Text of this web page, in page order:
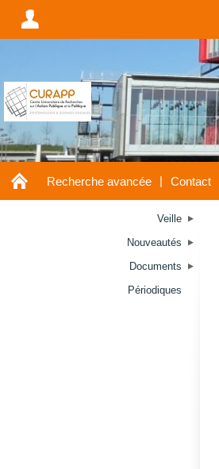
A
A Recherche avancée | Contact
Veille
Nouveautés
Documents
Périodiques